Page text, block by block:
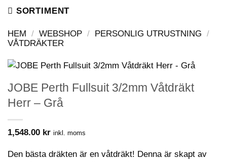
SORTIMENT
HEM / WEBSHOP / PERSONLIG UTRUSTNING /
VÅTDRÄKTER
JOBE Perth Fullsuit 3/2mm Våtdräkt
Herr – Grå
1,548.00 kr inkl. moms
Den bästa dräkten är en våtdräkt! Denna är skapt av